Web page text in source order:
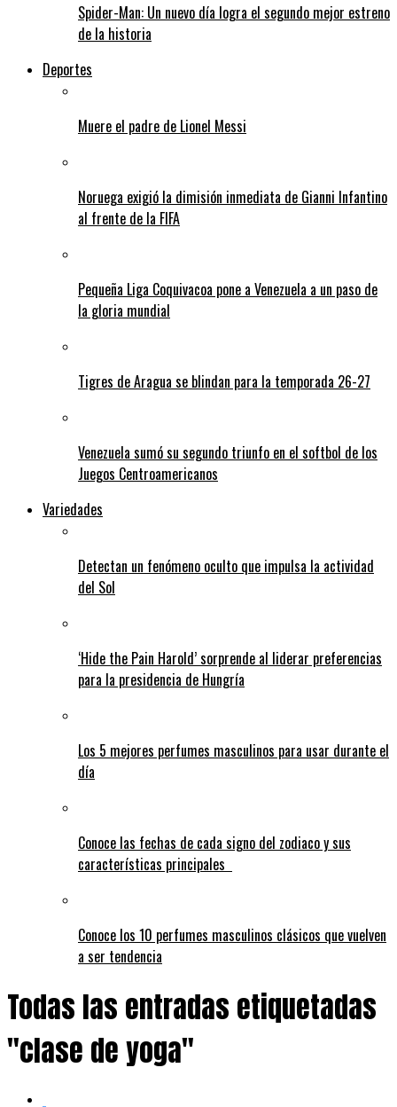
Spider-Man: Un nuevo día logra el segundo mejor estreno
de la historia
Deportes
Muere el padre de Lionel Messi
Noruega exigió la dimisión inmediata de Gianni Infantino
al frente de la FIFA
Pequeña Liga Coquivacoa pone a Venezuela a un paso de
la gloria mundial
Tigres de Aragua se blindan para la temporada 26-27
Venezuela sumó su segundo triunfo en el softbol de los
Juegos Centroamericanos
Variedades
Detectan un fenómeno oculto que impulsa la actividad
del Sol
‘Hide the Pain Harold’ sorprende al liderar preferencias
para la presidencia de Hungría
Los 5 mejores perfumes masculinos para usar durante el
día
Conoce las fechas de cada signo del zodiaco y sus
características principales
Conoce los 10 perfumes masculinos clásicos que vuelven
a ser tendencia
Todas las entradas etiquetadas
"clase de yoga"